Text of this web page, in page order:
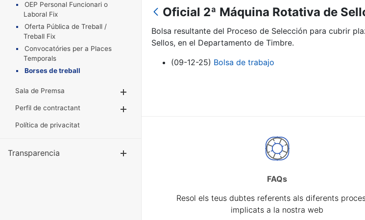
OEP Personal Funcionari o
Laboral Fix
Oferta Pública de Treball /
Treball Fix
Convocatóries per a Places
Temporals
Borses de treball
Sala de Premsa
Perfil de contractant
Política de privacitat
Transparencia
Oficial 2ª Máquina Rotativa de
Bolsa resultante del Proceso de Selección para cubrir
Sellos, en el Departamento de Timbre.
(09-12-25) Bolsa de trabajo
FAQs
Resol els teus dubtes referents als diferents
implicats a la nostra web